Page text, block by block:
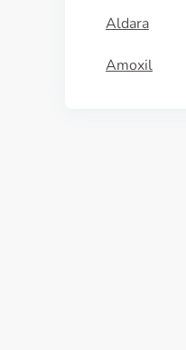
Aldara
Amoxil